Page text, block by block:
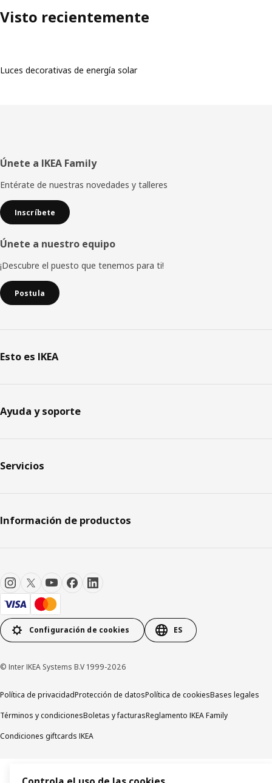
Visto recientemente
Luces decorativas de energía solar
Footer
Únete a IKEA Family
Entérate de nuestras novedades y talleres
Inscríbete
Únete a nuestro equipo
¡Descubre el puesto que tenemos para ti!
Postula
Esto es IKEA
Ayuda y soporte
Servicios
Información de productos
Configuración de cookies ES
© Inter IKEA Systems B.V 1999-2026
Política de privacidadProtección de datosPolítica de cookiesBases legales
Términos y condicionesBoletas y facturasReglamento IKEA Family
Condiciones giftcards IKEA